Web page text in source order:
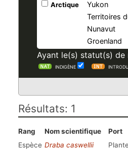
Arctique
Yukon
Territoires
Nunavut
Groenland
Ayant le(s) statut(s)
INDIGÈNE
Résultats: 1
Rang Nom scientifique Port
Espèce Draba caswellii